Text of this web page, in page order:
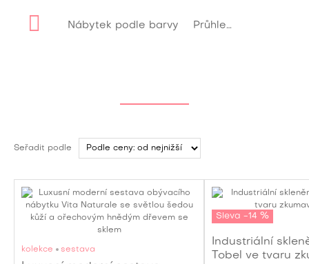
Nábytek podle barvy Průhledná
Seřadit podle
kolekce sestava
Sleva -14 %
Industriální
Tobel ve tvaru